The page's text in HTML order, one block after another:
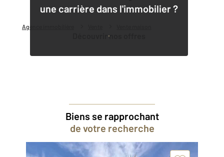
Agence immobilière
une carrière dans l'immobilier ?
Découvrir nos offres
Biens se rapprochant
de votre recherche